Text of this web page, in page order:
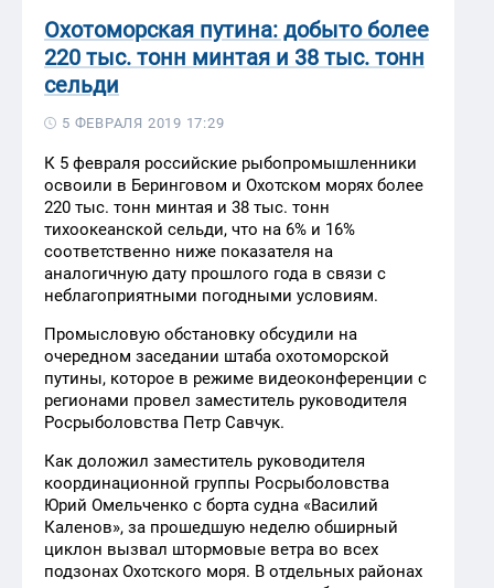
Охотоморская путина: добыто более
220 тыс. тонн минтая и 38 тыс. тонн
сельди
5 ФЕВРАЛЯ 2019 17:29
К 5 февраля российские рыбопромышленники
освоили в Беринговом и Охотском морях более
220 тыс. тонн минтая и 38 тыс. тонн
тихоокеанской сельди, что на 6% и 16%
соответственно ниже показателя на
аналогичную дату прошлого года в связи с
неблагоприятными погодными условиям.
Промысловую обстановку обсудили на
очередном заседании штаба охотоморской
путины, которое в режиме видеоконференции с
регионами провел заместитель руководителя
Росрыболовства Петр Савчук.
Как доложил заместитель руководителя
координационной группы Росрыболовства
Юрий Омельченко с борта судна «Василий
Каленов», за прошедшую неделю обширный
циклон вызвал штормовые ветра во всех
подзонах Охотского моря. В отдельных районах